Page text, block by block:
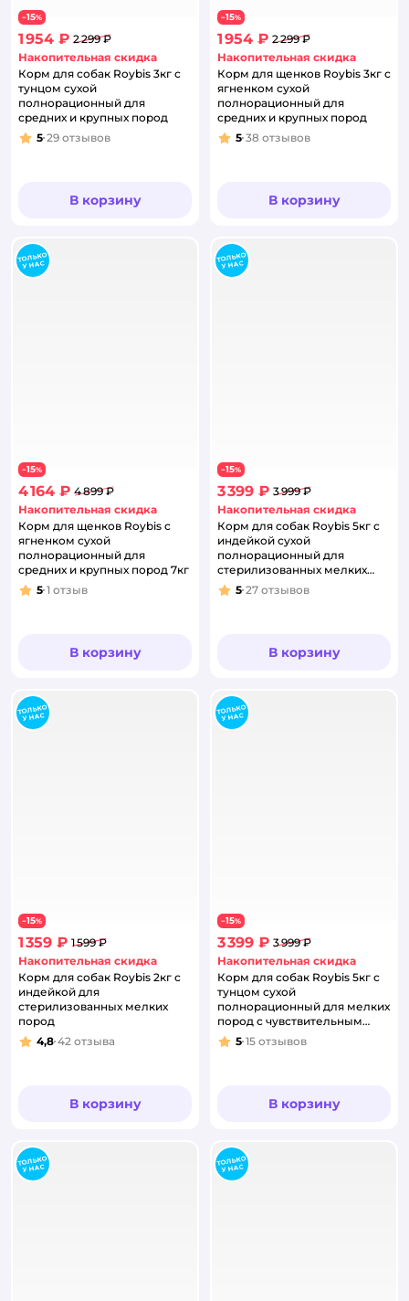
−15%
1 954 ₽ 2 299 ₽
Накопительная скидка
Корм для собак Roybis 3кг с
тунцом сухой
полнорационный для
средних и крупных пород
Рейтинг:
5 29 отзывов
В корзину
−15%
1 954 ₽ 2 299 ₽
Накопительная скидка
Корм для щенков Roybis 3кг с
ягненком сухой
полнорационный для
средних и крупных пород
Рейтинг:
5 38 отзывов
В корзину
−15%
4 164 ₽ 4 899 ₽
Накопительная скидка
Корм для щенков Roybis с
ягненком сухой
полнорационный для
средних и крупных пород 7кг
Рейтинг:
5 1 отзыв
В корзину
−15%
3 399 ₽ 3 999 ₽
Накопительная скидка
Корм для собак Roybis 5кг с
индейкой сухой
полнорационный для
стерилизованных мелких
пород
Рейтинг:
5 27 отзывов
В корзину
−15%
1 359 ₽ 1 599 ₽
Накопительная скидка
Корм для собак Roybis 2кг с
индейкой для
стерилизованных мелких
пород
Рейтинг:
4,8 42 отзыва
В корзину
−15%
3 399 ₽ 3 999 ₽
Накопительная скидка
Корм для собак Roybis 5кг с
тунцом сухой
полнорационный для мелких
пород с чувствительным
пищеварением
Рейтинг:
5 15 отзывов
В корзину